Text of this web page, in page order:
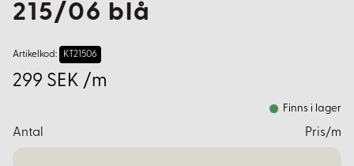
215/06 blå
Artikelkod: KT21506
299 SEK /m
Finns i lager
Antal Pris/m